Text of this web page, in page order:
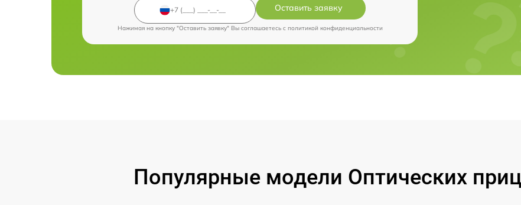
Оставить заявку
Нажимая на кнопку "Оставить заявку" Вы соглашаетесь c политикой конфиденциальности
Популярные модели Оптических